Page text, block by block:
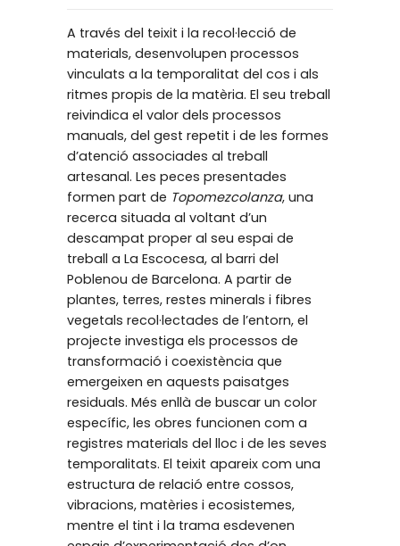
A través del teixit i la recol·lecció de
materials, desenvolupen processos
vinculats a la temporalitat del cos i als
ritmes propis de la matèria. El seu treball
reivindica el valor dels processos
manuals, del gest repetit i de les formes
d’atenció associades al treball
artesanal. Les peces presentades
formen part de Topomezcolanza, una
recerca situada al voltant d’un
descampat proper al seu espai de
treball a La Escocesa, al barri del
Poblenou de Barcelona. A partir de
plantes, terres, restes minerals i fibres
vegetals recol·lectades de l’entorn, el
projecte investiga els processos de
transformació i coexistència que
emergeixen en aquests paisatges
residuals. Més enllà de buscar un color
específic, les obres funcionen com a
registres materials del lloc i de les seves
temporalitats. El teixit apareix com una
estructura de relació entre cossos,
vibracions, matèries i ecosistemes,
mentre el tint i la trama esdevenen